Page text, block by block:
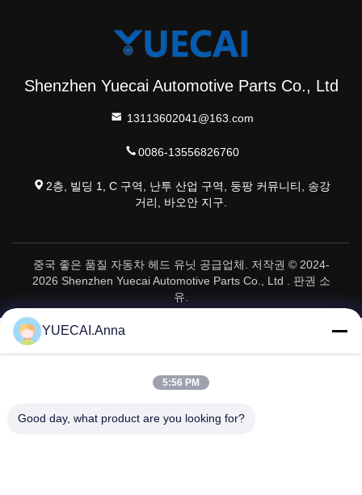
Shenzhen Yuecai Automotive Parts Co., Ltd
13113602041@163.com
0086-13556826760
2층, 빌딩 1, C 구역, 난투 산업 구역, 둥팡 커뮤니티, 송강
거리, 바오안 지구.
중국 좋은 품질 자동차 헤드 유닛 공급업체. 저작권 © 2024-
2026 Shenzhen Yuecai Automotive Parts Co., Ltd . 판권 소
유.
YUECAI.Anna
5:56 PM
Good day, what product are you looking for?